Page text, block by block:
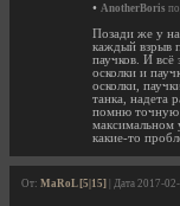
• AnotherBoris
Позади же у
каждый взрыв
паучков. И всё
осколки и
осколки,
танка, надета
помню точную
максимальном
какие-то
От: MaRoL [5|15] | Дата 2017-